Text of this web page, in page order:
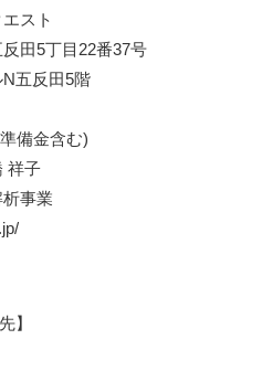
スト
田5丁目22番37号
反田5階
備金含む)
祥子
事業
】